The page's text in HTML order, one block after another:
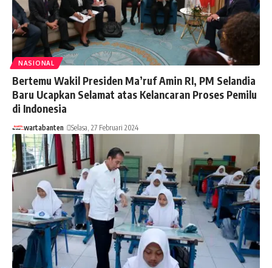
NASIONAL
Bertemu Wakil Presiden Ma’ruf Amin RI, PM Selandia
Baru Ucapkan Selamat atas Kelancaran Proses Pemilu
di Indonesia
wartabanten Selasa, 27 Februari 2024